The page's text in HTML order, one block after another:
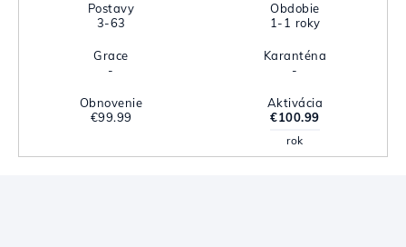
Postavy
3-63
Obdobie
1-1 roky
Grace
-
Karanténa
-
Obnovenie
€99.99
Aktivácia
€100.99
rok